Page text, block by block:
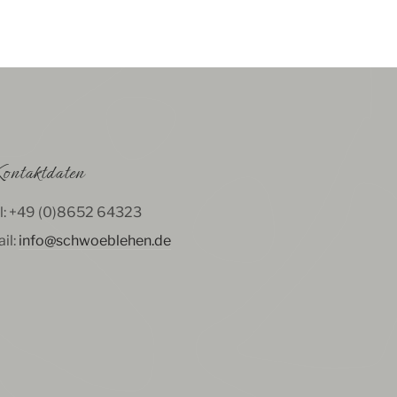
+49 (0)8652 64323
info@schwoeblehen.de